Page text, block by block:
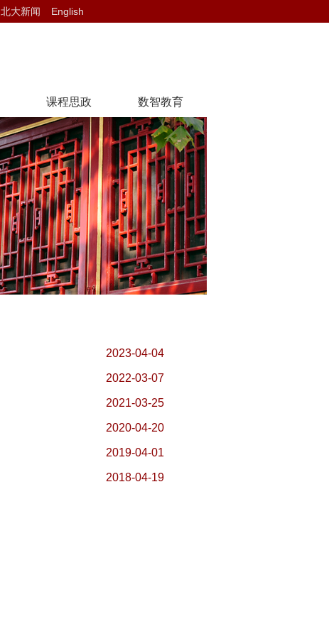
北大新闻 English
课程思政 数智教育
2023-04-04
2022-03-07
2021-03-25
2020-04-20
2019-04-01
2018-04-19